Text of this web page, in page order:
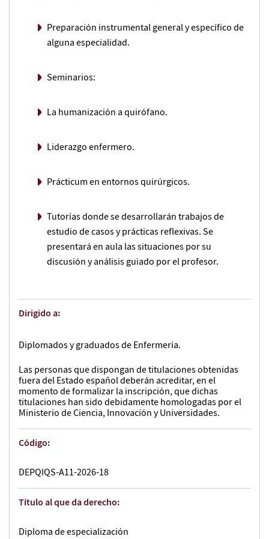
Preparación instrumental general y específico de
alguna especialidad.
Seminarios:
La humanización a quirófano.
Liderazgo enfermero.
Prácticum en entornos quirúrgicos.
Tutorías donde se desarrollarán trabajos de
estudio de casos y prácticas reflexivas. Se
presentará en aula las situaciones por su
discusión y análisis guiado por el profesor.
Dirigido a:
Diplomados y graduados de Enfermería.
Las personas que dispongan de titulaciones obtenidas
fuera del Estado español deberán acreditar, en el
momento de formalizar la inscripción, que dichas
titulaciones han sido debidamente homologadas por el
Ministerio de Ciencia, Innovación y Universidades.
Código:
DEPQIQS-A11-2026-18
Título al que da derecho:
Diploma de especialización